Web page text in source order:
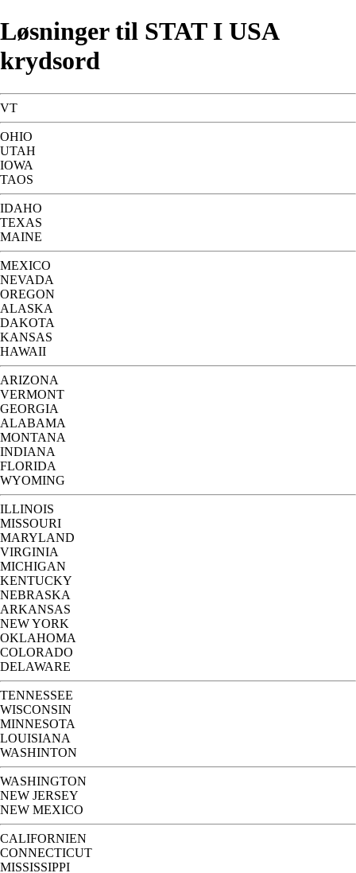
Løsninger til STAT I USA
krydsord
VT
OHIO
UTAH
IOWA
TAOS
IDAHO
TEXAS
MAINE
MEXICO
NEVADA
OREGON
ALASKA
DAKOTA
KANSAS
HAWAII
ARIZONA
VERMONT
GEORGIA
ALABAMA
MONTANA
INDIANA
FLORIDA
WYOMING
ILLINOIS
MISSOURI
MARYLAND
VIRGINIA
MICHIGAN
KENTUCKY
NEBRASKA
ARKANSAS
NEW YORK
OKLAHOMA
COLORADO
DELAWARE
TENNESSEE
WISCONSIN
MINNESOTA
LOUISIANA
WASHINTON
WASHINGTON
NEW JERSEY
NEW MEXICO
CALIFORNIEN
CONNECTICUT
MISSISSIPPI